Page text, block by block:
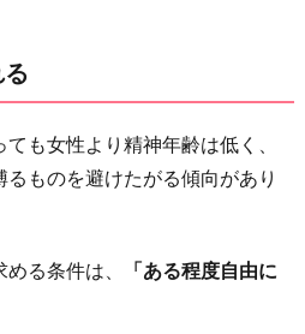
も女性より精神年齢は低く、
ものを避けたがる傾向があり
る条件は、
「ある程度自由に